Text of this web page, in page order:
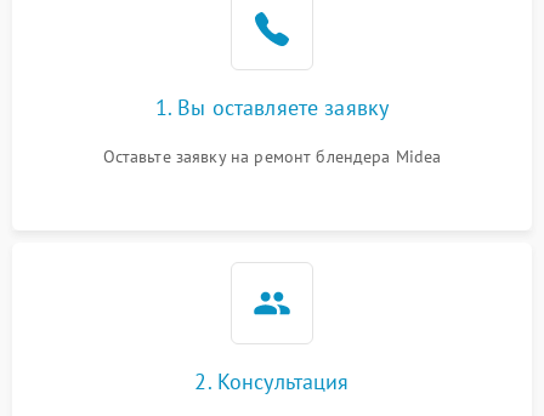
1. Вы оставляете заявку
Оставьте заявку на ремонт блендера Midea
2. Консультация